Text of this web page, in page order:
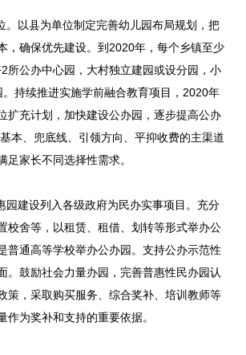
以县为单位制定完善幼儿园布局规划，把
，确保优先建设。到2020年，每个乡镇至少
所公办中心园，大村独立建园或设分园，小
持续推进实施学前融合教育项目，2020年
扩充计划，加快建设公办园，逐步提高公办
本、兜底线、引领方向、平抑收费的主渠道
家长不同选择性需求。
建设列入各级政府为民办实事项目。充分
校舍等，以租赁、租借、划转等形式举办公
普通高等学校举办公办园。支持公办示范性
鼓励社会力量办园，完善普惠性民办园认
策，采取购买服务、综合奖补、培训教师等
为奖补和支持的重要依据。